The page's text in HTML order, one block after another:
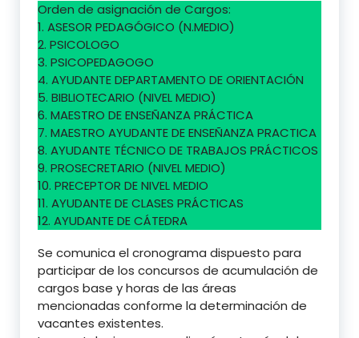
Orden de asignación de Cargos:
1. ASESOR PEDAGÓGICO (N.MEDIO)
2. PSICOLOGO
3. PSICOPEDAGOGO
4. AYUDANTE DEPARTAMENTO DE ORIENTACIÓN
5. BIBLIOTECARIO (NIVEL MEDIO)
6. MAESTRO DE ENSEÑANZA PRÁCTICA
7. MAESTRO AYUDANTE DE ENSEÑANZA PRACTICA
8. AYUDANTE TÉCNICO DE TRABAJOS PRÁCTICOS
9. PROSECRETARIO (NIVEL MEDIO)
10. PRECEPTOR DE NIVEL MEDIO
11. AYUDANTE DE CLASES PRÁCTICAS
12. AYUDANTE DE CÁTEDRA
Se comunica el cronograma dispuesto para
participar de los concursos de acumulación de
cargos base y horas de las áreas
mencionadas conforme la determinación de
vacantes existentes.